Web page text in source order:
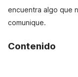
encuentra algo que
comunique.
Contenido